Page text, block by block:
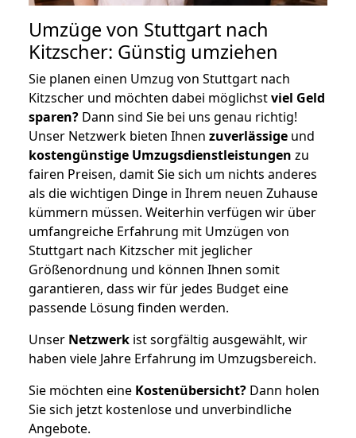
Umzüge von Stuttgart nach
Kitzscher: Günstig umziehen
Sie planen einen Umzug von Stuttgart nach
Kitzscher und möchten dabei möglichstviel Geld
sparen? Dann sind Sie bei uns genau richtig!
Unser Netzwerk bieten Ihnen zuverlässige und
kostengünstige Umzugsdienstleistungen zu
fairen Preisen, damit Sie sich um nichts anderes
als die wichtigen Dinge in Ihrem neuen Zuhause
kümmern müssen. Weiterhin verfügen wir über
umfangreiche Erfahrung mit Umzügen von
Stuttgart nach Kitzscher mit jeglicher
Größenordnung und können Ihnen somit
garantieren, dass wir für jedes Budget eine
passende Lösung finden werden.
Unser Netzwerk ist sorgfältig ausgewählt, wir
haben viele Jahre Erfahrung im Umzugsbereich.
Sie möchten eine Kostenübersicht? Dann holen
Sie sich jetzt kostenlose und unverbindliche
Angebote.